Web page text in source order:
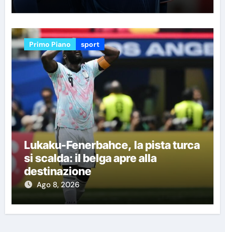
Primo Piano sport
Lukaku-Fenerbahce, la pista turca
si scalda: il belga apre alla
destinazione
Ago 8, 2026